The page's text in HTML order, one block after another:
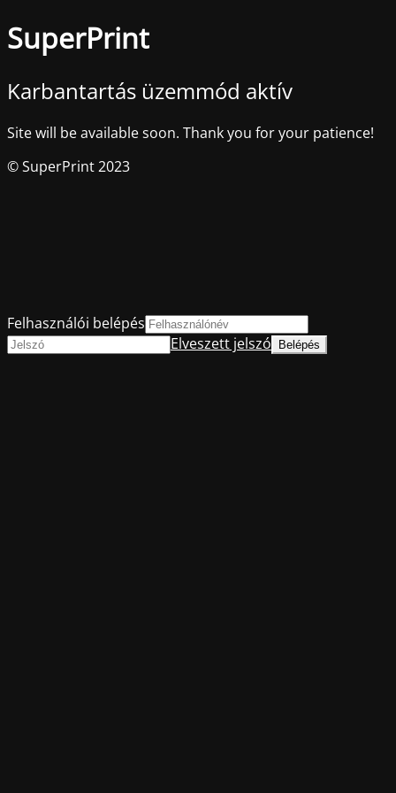
SuperPrint
Karbantartás üzemmód aktív
Site will be available soon. Thank you for your patience!
© SuperPrint 2023
Felhasználói belépés
Elveszett jelszó